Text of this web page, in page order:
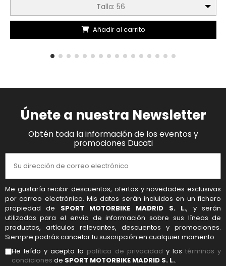
Talla: 56
Añadir al carrito
Únete a nuestra Newsletter
Obtén toda la información de los eventos y
promociones Ducati
Me gustaría recibir descuentos, ofertas y novedades exclusivas
por correo electrónico. Mis datos serán incluidos en un fichero
propiedad de SPORT MOTORBIKE MADRID S. L., y serán
utilizados para el envío de información sobre sus líneas de
productos, artículos relevantes, descuentos y promociones.
Siempre podrás cancelar tu suscripción en cualquier momento.
He leído y acepto la política de privacidad y lostérminos y
condiciones de SPORT MOTORBIKE MADRID S. L..